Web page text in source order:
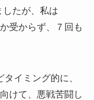
したが、私は
受からず、７回も
イミング的に、
けて、悪戦苦闘し